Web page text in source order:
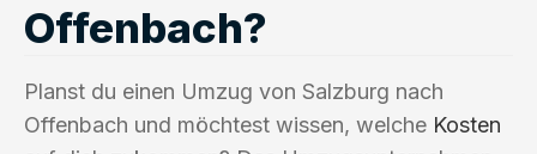
Offenbach?
Planst du einen Umzug von Salzburg nach
Offenbach und möchtest wissen, welche Kosten